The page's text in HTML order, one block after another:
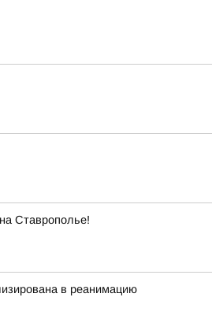
Ставрополье!
в реанимацию